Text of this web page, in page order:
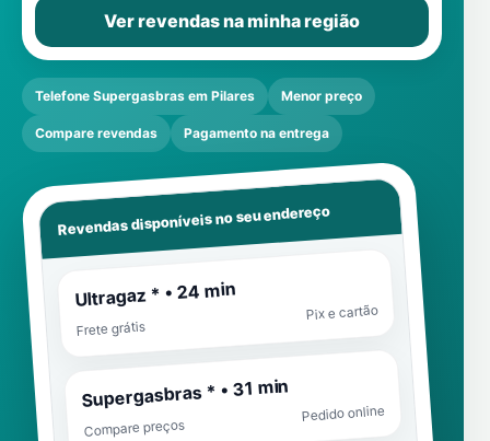
Ver revendas na minha região
Telefone Supergasbras em Pilares Menor preço
Compare revendas Pagamento na entrega
Revendas disponíveis no seu endereço
Ultragaz * • 24 min
Frete grátis
Pix e cartão
Supergasbras * • 31 min
Compare preços
Pedido online